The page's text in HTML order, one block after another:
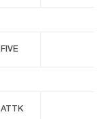
FIVE
ATTK